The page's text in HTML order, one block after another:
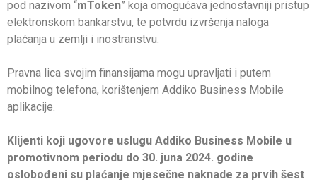
pod nazivom “mToken” koja omogućava jednostavniji pristup
elektronskom bankarstvu, te potvrdu izvršenja naloga
plaćanja u zemlji i inostranstvu.
Pravna lica svojim finansijama mogu upravljati i putem
mobilnog telefona, korištenjem Addiko Business Mobile
aplikacije.
Klijenti koji ugovore uslugu Addiko Business Mobile u
promotivnom periodu do 30. juna 2024. godine
oslobođeni su plaćanje mjesečne naknade za prvih šest